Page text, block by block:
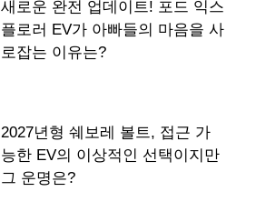
새로운 완전 업데이트! 포드 익스
플로러 EV가 아빠들의 마음을 사
로잡는 이유는?
2027년형 쉐보레 볼트, 접근 가
능한 EV의 이상적인 선택이지만
그 운명은?